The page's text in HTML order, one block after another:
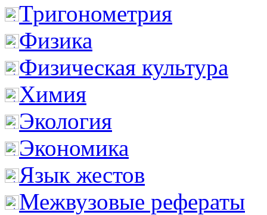
Тригонометрия
Физика
Физическая культура
Химия
Экология
Экономика
Язык жестов
Межвузовые рефераты